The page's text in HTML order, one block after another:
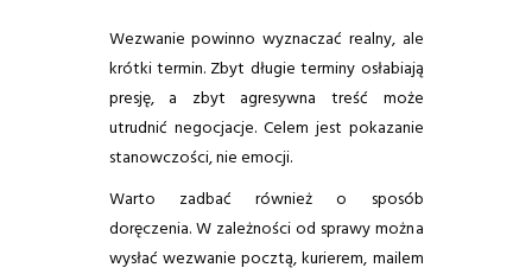
Wezwanie powinno wyznaczać realny, ale
krótki termin. Zbyt długie terminy osłabiają
presję, a zbyt agresywna treść może
utrudnić negocjacje. Celem jest pokazanie
stanowczości, nie emocji.
Warto zadbać również o sposób
doręczenia. W zależności od sprawy można
wysłać wezwanie pocztą, kurierem, mailem